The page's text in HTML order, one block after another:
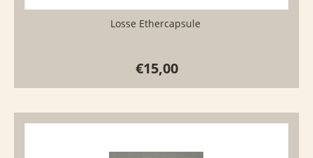
Losse Ethercapsule
€15,00